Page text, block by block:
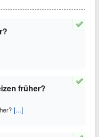
früher?
[...]